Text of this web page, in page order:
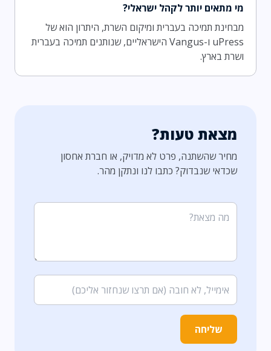
מי מתאים יותר לקהל ישראלי?
מבחינת תמיכה בעברית ומיקום השרת, היתרון הוא של
uPress ו-Vangus הישראליים, שנותנים תמיכה בעברית
ושרת בארץ.
מצאת טעות?
מחיר שהשתנה, פרט לא מדויק, או חברת אחסון
שכדאי שנבדוק? כתבו לנו ונתקן מהר.
שליחה